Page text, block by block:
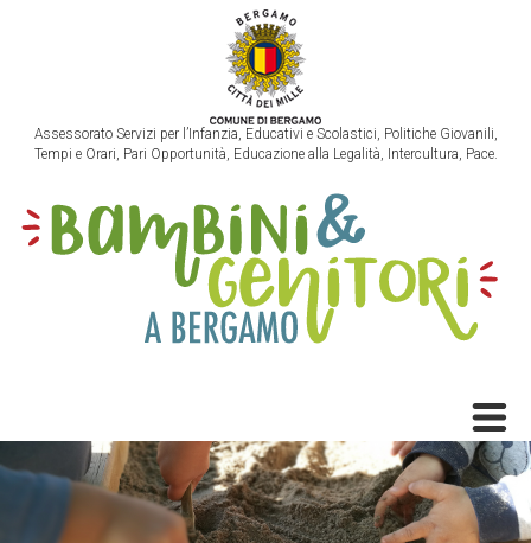
Assessorato Servizi per l’Infanzia, Educativi e Scolastici, Politiche Giovanili,
Tempi e Orari, Pari Opportunità, Educazione alla Legalità, Intercultura, Pace.